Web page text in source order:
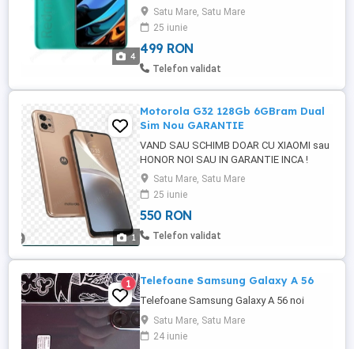
4
22,5W si baterie imensa de 6000mAh, full
box. DualSIM Ecran 6.53 Resolution 1080 x
2340 Protection Gorilla Glass Processor
Snapdragon 662 Octa-core 4x2.0 GHz
Kryo 260 Gold & 4x1.8 GHz Memorie
Satu Mare, Satu Mare
25 iunie
499 RON
Telefon validat
1
Motorola G32 128Gb 6GBram Dual
Sim Nou GARANTIE
VAND SAU SCHIMB DOAR CU XIAOMI sau
HONOR NOI SAU IN GARANTIE INCA !
Telefonul vine de nou la cutie fara
incarcator doar cablu type C ( telefon NOU
) Ecran 6.5 inches. 1080 x 2400 Android 12
- Android 13 Dual SIM Procesor
Qualcomm SM6225 Snapdragon 680
265 ...
Satu Mare, Satu Mare
25 iunie
550 RON
Telefon validat
1 Telefoane Samsung Galaxy A 56
Telefoane Samsung Galaxy A 56 noi
Satu Mare, Satu Mare
24 iunie